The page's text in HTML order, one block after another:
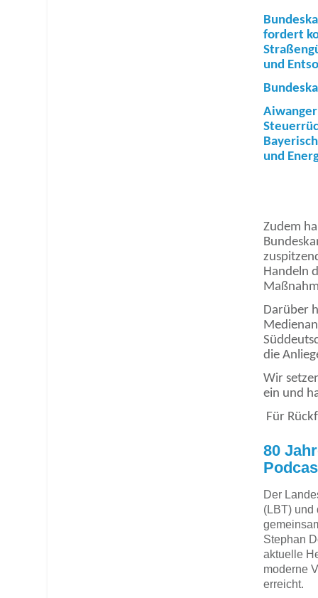
fordert
und
und
Zudem
Handeln
Darüber
die
Wir
ein und
Für
80
Der
(LBT) und
Stephan
aktuelle
moderne
erreicht.